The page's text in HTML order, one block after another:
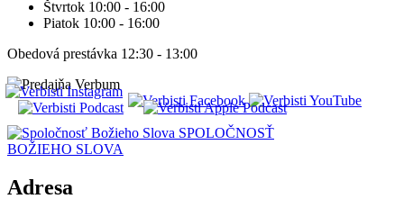
Štvrtok 10:00 - 16:00
Piatok 10:00 - 16:00
Obedová prestávka 12:30 - 13:00
SPOLOČNOSŤ
BOŽIEHO SLOVA
Adresa